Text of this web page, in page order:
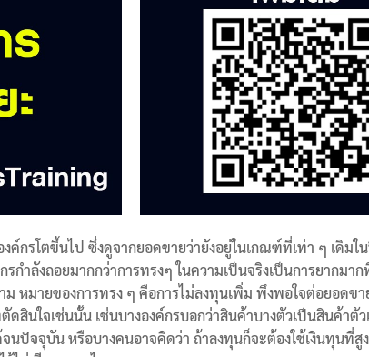
งค์กรโตขึ้นไป ซึ่งดูจากยอดขายว่ายังอยู่ในเกณฑ์ที่เท่า ๆ เดิม
กำลังถอยมากกว่าการทรงๆ ในความเป็นจริงเป็นการยากมา
หมายของการทรง ๆ คือการไม่ลงทุนเพิ่ม พึงพอใจต่อยอดข
นใจเช่นนั้น เช่นบางองค์กรบอกว่าสินค้าบางตัวเป็นสินค้าตัว
ปัจจุบัน หรือบางคนอาจคิดว่า ถ้าลงทุนก็จะต้องใช้เงินทุนที่สู